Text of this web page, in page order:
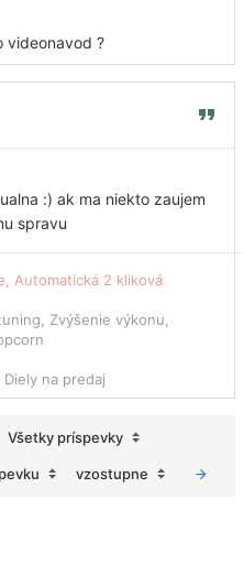
videonavod ?
:) ak ma niekto zaujem
spravu
Automatická 2 kliková
Zvýšenie výkonu,
na predaj
Všetky príspevky
vzostupne